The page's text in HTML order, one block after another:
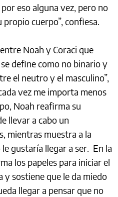
eso alguna vez, pero no
cuerpo”, confiesa.
Noah y Coraci que
define como no binario y
el neutro y el masculino”,
vez me importa menos
Noah reafirma su
llevar a cabo un
mientras muestra a la
gustaría llegar a ser. En la
los papeles para iniciar el
y sostiene que le da miedo
llegar a pensar que no